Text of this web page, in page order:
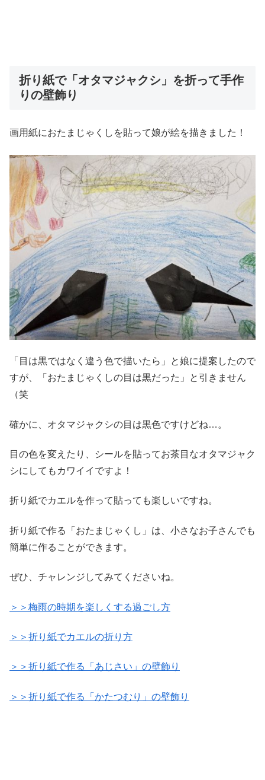
折り紙で「オタマジャクシ」を折って手作
りの壁飾り
画用紙におたまじゃくしを貼って娘が絵を描きました！
「目は黒ではなく違う色で描いたら」と娘に提案したので
すが、「おたまじゃくしの目は黒だった」と引きません
（笑
確かに、オタマジャクシの目は黒色ですけどね…。
目の色を変えたり、シールを貼ってお茶目なオタマジャク
シにしてもカワイイですよ！
折り紙でカエルを作って貼っても楽しいですね。
折り紙で作る「おたまじゃくし」は、小さなお子さんでも
簡単に作ることができます。
ぜひ、チャレンジしてみてくださいね。
＞＞梅雨の時期を楽しくする過ごし方
＞＞折り紙でカエルの折り方
＞＞折り紙で作る「あじさい」の壁飾り
＞＞折り紙で作る「かたつむり」の壁飾り